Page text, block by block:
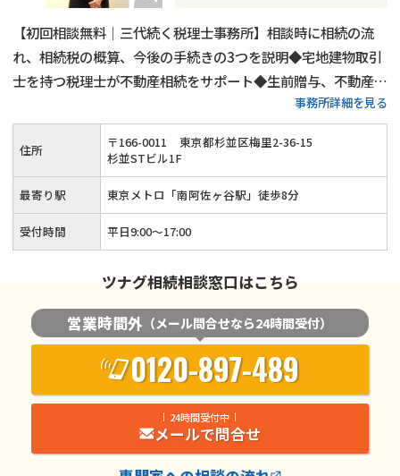
【初回相談無料｜三代続く税理士事務所】相談時に相続の流
れ、相続税の概算、今後の手続きの3つを説明◆宅地建物取引
士を持つ税理士が不動産相続をサポート◆生前贈与、不動産活
用、遺言書作成といった生前対策も得意◆土日祝日相談（要予
約）とオンライン面談にも対応している忙しい方が相談しやす
い税理士事務所です。
事務所詳細を見る
住所 〒166-0011
東京都杉並区梅里2-36-15
杉並STビル1F
最寄り駅 東京メトロ「南阿佐ヶ谷駅」徒歩8分
受付時間 平日9:00～17:00
ツナグ相続相談窓口はこちら
営業時間外 （メール問合せなら24時間受付）
0120-897-489
24時間受付中
メールで問合せ